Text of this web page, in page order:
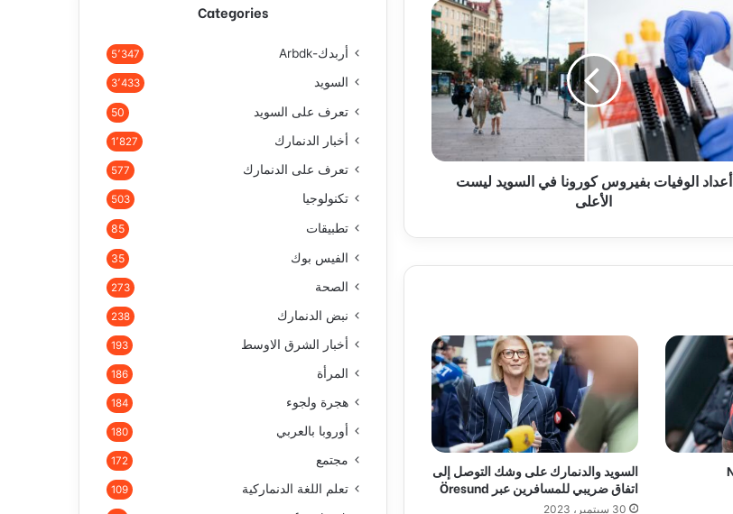
أعداد الوفيات بفيروس كورونا في السويد ليست
الأعلى
السويد والدنمارك على وشك التوصل إلى
اتفاق ضريبي للمسافرين عبر Öresund
30 سبتمبر، 2023
Categories
أربدك-Arbdk 5٬347
السويد 3٬433
تعرف على السويد 50
أخبار الدنمارك 1٬827
تعرف على الدنمارك 577
تكنولوجيا 503
تطبيقات 85
الفيس بوك 35
الصحة 273
نبض الدنمارك 238
أخبار الشرق الاوسط 193
المرأة 186
هجرة ولجوء 184
أوروبا بالعربي 180
مجتمع 172
تعلم اللغة الدنماركية 109